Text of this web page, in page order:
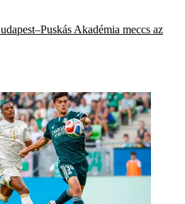
Akadémia meccs az